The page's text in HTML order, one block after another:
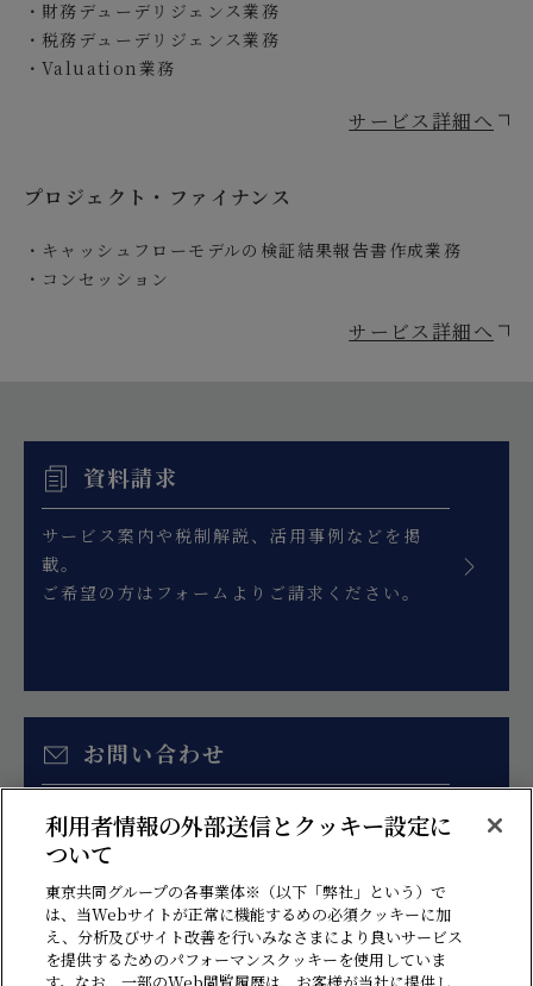
財務デューデリジェンス業務
税務デューデリジェンス業務
Valuation業務
サービス詳細へ
プロジェクト・ファイナンス
キャッシュフローモデルの検証結果報告書作成業務
コンセッション
サービス詳細へ
資料請求
サービス案内や税制解説、活用事例などを掲
載。
ご希望の方はフォームよりご請求ください。
お問い合わせ
お見積り、各種ご相談はこちらのフォームより
お問い合わせください。
利用者情報の外部送信とクッキー設定に
ついて
東京共同グループの各事業体※（以下「弊社」という）で
は、当Webサイトが正常に機能するめの必須クッキーに加
え、分析及びサイト改善を行いみなさまにより良いサービス
を提供するためのパフォーマンスクッキーを使用していま